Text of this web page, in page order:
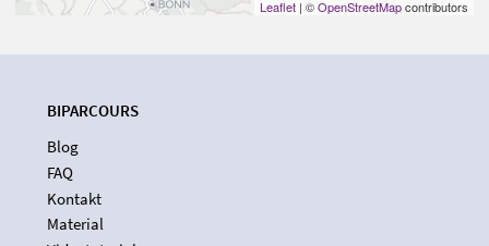
Leaflet | ©OpenStreetMapcontributors
BIPARCOURS
Blog
FAQ
Kontakt
Material